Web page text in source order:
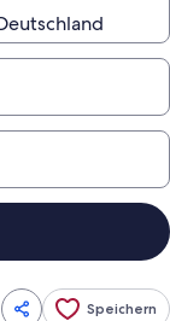
Speichern